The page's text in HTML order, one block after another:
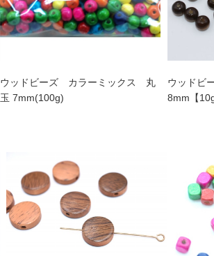
ウッドビーズ カラーミックス 丸
玉 7mm(100g)
ウッドビ
8mm【